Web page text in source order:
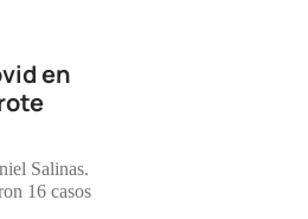
en
Salinas.
16 casos